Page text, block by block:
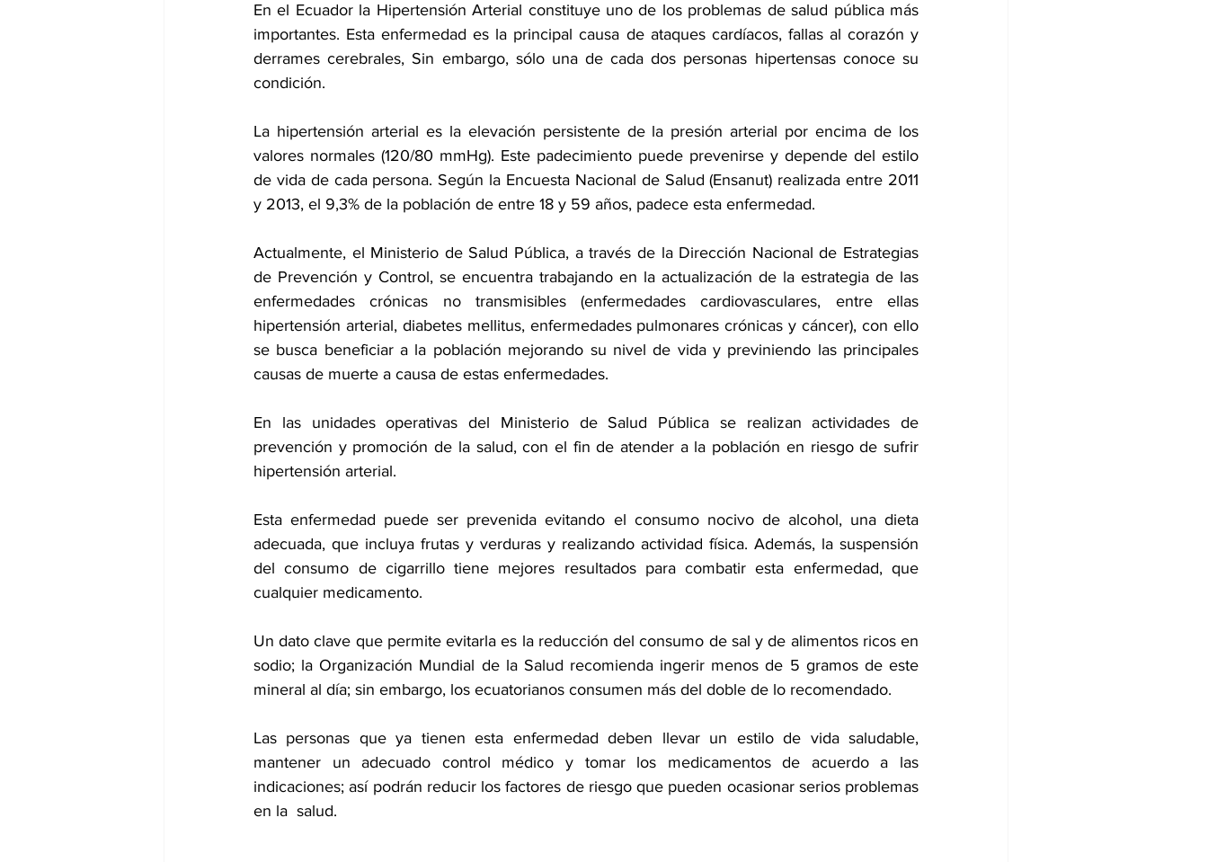
En el Ecuador la Hipertensión Arterial constituye uno de los problemas de salud pública más
importantes. Esta enfermedad es la principal causa de ataques cardíacos, fallas al corazón y
derrames cerebrales, Sin embargo, sólo una de cada dos personas hipertensas conoce su
condición.
La hipertensión arterial es la elevación persistente de la presión arterial por encima de los
valores normales (120/80 mmHg). Este padecimiento puede prevenirse y depende del estilo
de vida de cada persona. Según la Encuesta Nacional de Salud (Ensanut) realizada entre 2011
y 2013, el 9,3% de la población de entre 18 y 59 años, padece esta enfermedad.
Actualmente, el Ministerio de Salud Pública, a través de la Dirección Nacional de Estrategias
de Prevención y Control, se encuentra trabajando en la actualización de la estrategia de las
enfermedades crónicas no transmisibles (enfermedades cardiovasculares, entre ellas
hipertensión arterial, diabetes mellitus, enfermedades pulmonares crónicas y cáncer), con ello
se busca beneficiar a la población mejorando su nivel de vida y previniendo las principales
causas de muerte a causa de estas enfermedades.
En las unidades operativas del Ministerio de Salud Pública se realizan actividades de
prevención y promoción de la salud, con el fin de atender a la población en riesgo de sufrir
hipertensión arterial.
Esta enfermedad puede ser prevenida evitando el consumo nocivo de alcohol, una dieta
adecuada, que incluya frutas y verduras y realizando actividad física. Además, la suspensión
del consumo de cigarrillo tiene mejores resultados para combatir esta enfermedad, que
cualquier medicamento.
Un dato clave que permite evitarla es la reducción del consumo de sal y de alimentos ricos en
sodio; la Organización Mundial de la Salud recomienda ingerir menos de 5 gramos de este
mineral al día; sin embargo, los ecuatorianos consumen más del doble de lo recomendado.
Las personas que ya tienen esta enfermedad deben llevar un estilo de vida saludable,
mantener un adecuado control médico y tomar los medicamentos de acuerdo a las
indicaciones; así podrán reducir los factores de riesgo que pueden ocasionar serios problemas
en la  salud.